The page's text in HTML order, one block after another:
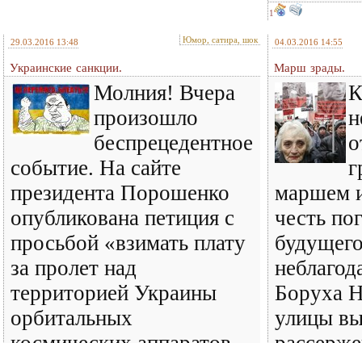
1
29.03.2016 13:48 Юмор, сатира, шок
Украинские санкции.
Молния! Вчера
произошло
беспрецедентное
событие. На сайте
президента Порошенко
опубликована петиция с
просьбой «взимать плату
за пролет над
территорией Украины
орбитальных
04.03.2016 14:55
Марш зрады.
маршем
честь
Боруха
улицы